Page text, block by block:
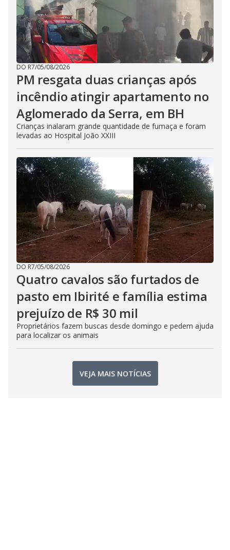
DO R7/05/08/2026
PM resgata duas crianças após
incêndio atingir apartamento no
Aglomerado da Serra, em BH
Crianças inalaram grande quantidade de fumaça e foram
levadas ao Hospital João XXIII
DO R7/05/08/2026
Quatro cavalos são furtados de
pasto em Ibirité e família estima
prejuízo de R$ 30 mil
Proprietários fazem buscas desde domingo e pedem ajuda
para localizar os animais
VEJA MAIS NOTÍCIAS